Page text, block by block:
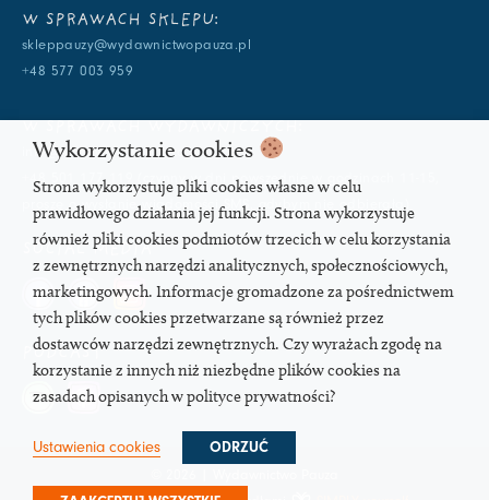
W SPRAWACH SKLEPU:
skleppauzy@wydawnictwopauza.pl
+48 577 003 959
info@wydawnictwopauza.pl
+48 501 177 119 (czynny w dni powszednie w godzinach 11-15,
proszę o wysłanie wiadomości SMS, gdybym nie odbierała)
SOCIAL MEDIA
PODCAST
Wykorzystanie cookies
Strona wykorzystuje pliki cookies własne w celu
prawidłowego działania jej funkcji. Strona wykorzystuje
również pliki cookies podmiotów trzecich w celu korzystania
z zewnętrznych narzędzi analitycznych, społecznościowych,
marketingowych. Informacje gromadzone za pośrednictwem
tych plików cookies przetwarzane są również przez
dostawców narzędzi zewnętrznych. Czy wyrażach zgodę na
korzystanie z innych niż niezbędne plików cookies na
zasadach opisanych w polityce prywatności?
Ustawienia cookies ODRZUĆ